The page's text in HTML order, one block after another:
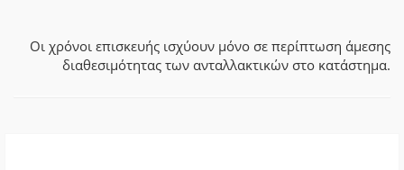
Οι χρόνοι επισκευής ισχύουν μόνο σε περίπτωση άμεσης
διαθεσιμότητας των ανταλλακτικών στο κατάστημα.